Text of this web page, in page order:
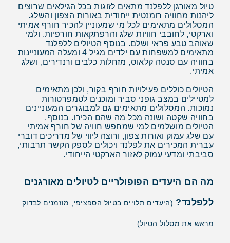
טיול מאורגן ללפלנד מתאים לזוגות בכל הגילאים שרוצים
ליהנות מחוויה רומנטית ייחודית באורות הצפון והשלג.
המסלולים מתאימים לכל מי שמעוניין להכיר חורף אמיתי
וארקטי, לחובבי חוויות שלג והרפתקאות חורפיות, ולמי
שאוהב טבע פראי ושלם. בנוסף הטיולים ללפלנד
מתאימים למשפחות עם ילדים מגיל 4 ומעלה המעוניינות
בחוויה עם סנטה קלאוס, מזחלות כלבים ורנדירים, ושלג
אמיתי.
הטיולים כוללים פעילויות חורף בקור, ולכן מתאימים
למטיילים במצב גופני סביר ומוכנים לטמפרטורות
נמוכות. המסלולים מתאימים גם למבוגרים המעוניינים
בחוויה שקטה ושונה מכל מה שהם הכירו. בנוסף,
הטיולים מושלמים למי שמחפש חוויה של חורף אמיתי
עם שלג עמוק ואורות צפון, ורוצה ליווי של מדריכים דוברי
עברית המכירים את לפלנד ויכולים לספק הקשר תרבותי,
סביבתי ומדעי עמוק לאזור הארקטי הייחודי.
מה הם היעדים הפופולריים לטיולים מאורגנים
ללפלנד? (היעדים תלויים בטיול הספציפי, מוזמנים לבדוק
מראש את מסלול הטיול)